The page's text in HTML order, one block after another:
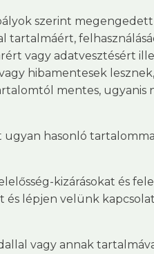
szerint megengedett
tartalmáért,
vagy adatvesztésért
hibamentesek
mentes, ugyanis
hasonló
kizárásokat és
és lépjen velünk
vagy annak